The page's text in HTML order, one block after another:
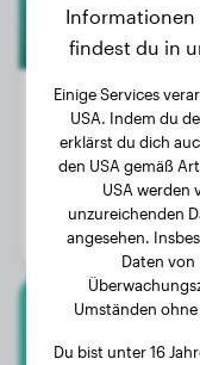
Gewicht:
Geschlecht:
Informationen
findest du in
Einige Services
USA. Indem du
erklärst du dich
den USA gemäß
USA werden
unzureichenden
angesehen.
Daten von
Umständen
Du bist unter 16